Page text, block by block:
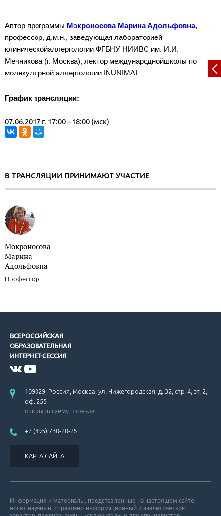
Автор программы Мокроносова Марина Адольфовна,
профессор, д.м.н., заведующая лабораторией
клиническойаллергологии ФГБНУ НИИВС им. И.И.
Мечникова (г. Москва), лектор международнойшколы по
молекулярной аллергологии INUNIMAI
График трансляции:
07.06.2017 г. 17:00 – 18:00 (мск)
В ТРАНСЛЯЦИИ ПРИНИМАЮТ УЧАСТИЕ
Мокроносова
Марина
Адольфовна
Профессор
ВСЕРОССИЙСКАЯ
ОБРАЗОВАТЕЛЬНАЯ
ИНТЕРНЕТ-СЕССИЯ
109029, Россия, Москва, ул. Нижегородская, д. 32, стр. 4, эт. 2,
оф. 255
открыть схему проезда
+7 (495) 730-20-26
КАРТА САЙТА
Информация и материалы, представленные на настоящем сайте,
носят научный, справочно-информационный и аналитический